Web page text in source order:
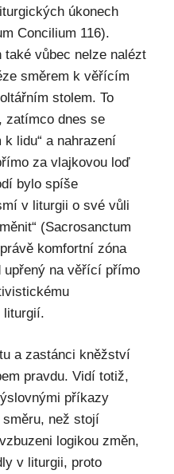
úkonech
Concilium 116).
vůbec nelze nalézt
směrem k věřícím
stolem. To
zatímco dnes se
lidu“ a nahrazení
za vlajkovou loď
bylo spíše
v liturgii o své vůli
(Sacrosanctum
komfortní zóna
upřený na věřící přímo
liturgií.
a zastánci kněžství
pravdu. Vidí totiž,
příkazy
než stojí
logikou změn,
v liturgii, proto